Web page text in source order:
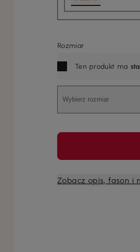
Rozmiar
Ten produkt ma
Wybierz rozmiar
Zobacz opis, fason i